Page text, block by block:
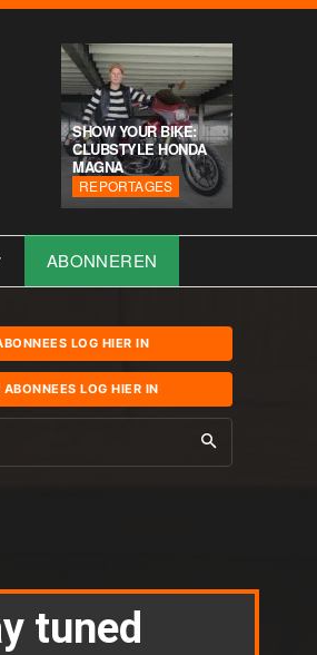
SHOW YOUR BIKE:
CLUBSTYLE HONDA
MAGNA
REPORTAGES
ABONNEREN
LOG HIER IN
LOG HIER IN
tuned